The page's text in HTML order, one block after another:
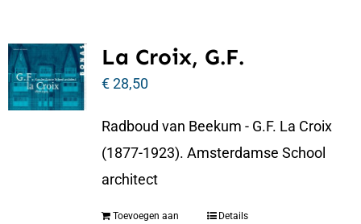
La Croix, G.F.
€28,50
Radboud van Beekum - G.F. La Croix
(1877-1923). Amsterdamse School
architect
Toevoegen aan
Details